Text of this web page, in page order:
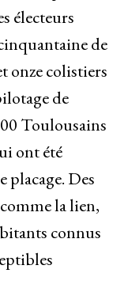
électeurs
de
onze colistiers
de
Toulousains
ont été
placage. Des
la lien,
connus